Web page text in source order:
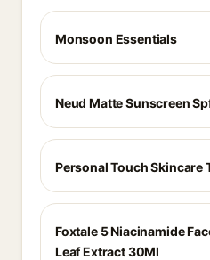
Monsoon Essentials
Neud Matte Sunscreen
Personal Touch Skincare
Foxtale 5 Niacinamide
Leaf Extract 30Ml